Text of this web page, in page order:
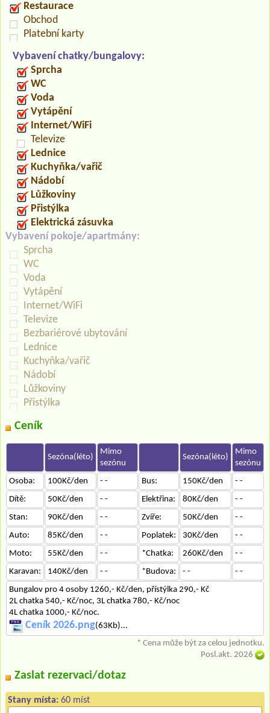
Restaurace
Obchod
Platební karty
Vybavení chatky/bungalovy:
Sprcha
WC
Voda
Vytápění
Internet/WiFi
Televize
Lednice
Kuchyňka/vařič
Nádobí
Lůžkoviny
Přistýlka
Elektrická zásuvka
Vybavení pokoje/apartmány:
Sprcha
WC
Voda
Vytápění
Internet/WiFi
Televize
Bezbariérové ubytování
Lednice
Kuchyňka/vařič
Nádobí
Lůžkoviny
Přistýlka
Ceník
Sezóna(léto)
Mimo
sezónu
Sezóna(léto)
Mimo
sezónu
Osoba:
100Kč/den - - Bus: 150Kč/den
- -
Dítě:
50Kč/den - - Elektřina: 80Kč/den
- -
Stan:
90Kč/den - - Zvíře: 50Kč/den
- -
Auto:
85Kč/den - - Poplatek: 30Kč/den
- -
Moto:
55Kč/den - - *Chatka: 260Kč/den
- -
Karavan:
140Kč/den - - *Budova: - -
- -
Bungalov pro 4 osoby 1260,- Kč/den, přístýlka 290,- Kč
2L chatka 540,- Kč/noc, 3L chatka 780,- Kč/noc
4L chatka 1000,- Kč/noc.
Ceník 2026.png(63Kb)...
* Cena může být za celou jednotku.
Posl.akt. 2026
Zaslat rezervaci/dotaz
Stany místa: 60 míst